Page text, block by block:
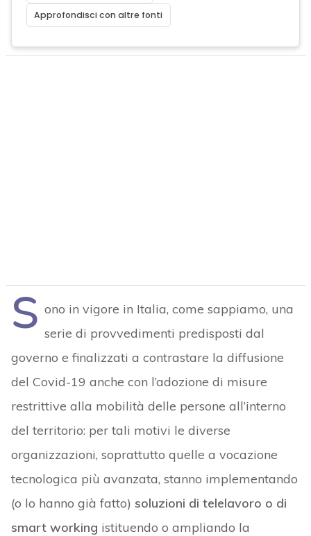
Approfondisci con altre fonti
S ono in vigore in Italia, come sappiamo, una
serie di provvedimenti predisposti dal
governo e finalizzati a contrastare la diffusione
del Covid-19 anche con l’adozione di misure
restrittive alla mobilità delle persone all’interno
del territorio: per tali motivi le diverse
organizzazioni, soprattutto quelle a vocazione
tecnologica più avanzata, stanno implementando
(o lo hanno già fatto) soluzioni di telelavoro o di
smart working istituendo o ampliando la